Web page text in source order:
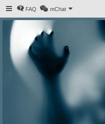
FAQ mChat